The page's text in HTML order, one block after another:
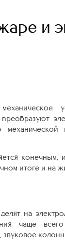
и
итоге и на
на
чаще всего